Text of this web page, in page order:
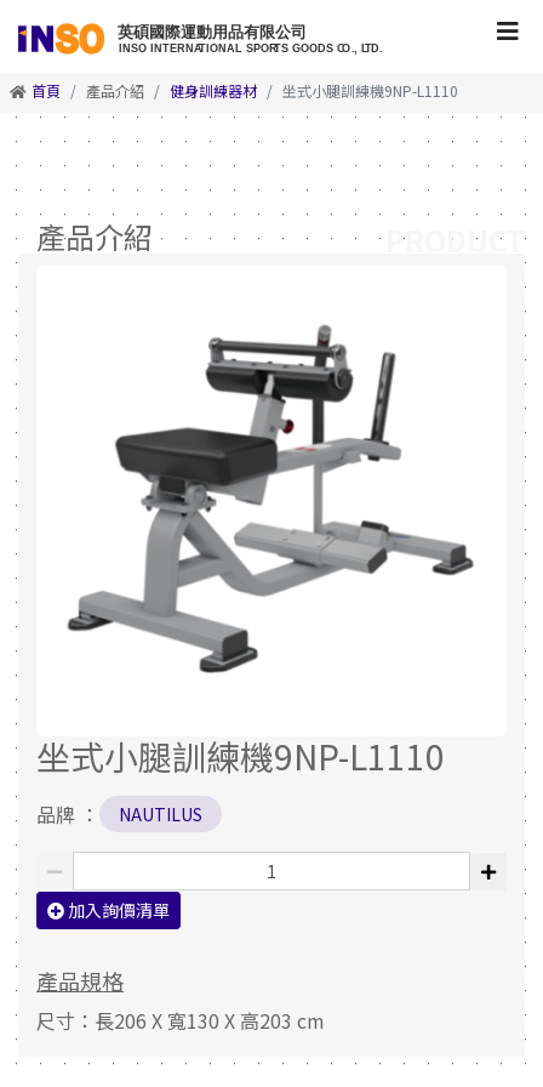
首頁 產品介紹 健身訓練器材 坐式小腿訓練機9NP-L1110
產品介紹
坐式小腿訓練機9NP-L1110
品牌 ： NAUTILUS
加入詢價清單
產品規格
尺寸：長206 X 寬130 X 高203 cm
PRODUCT